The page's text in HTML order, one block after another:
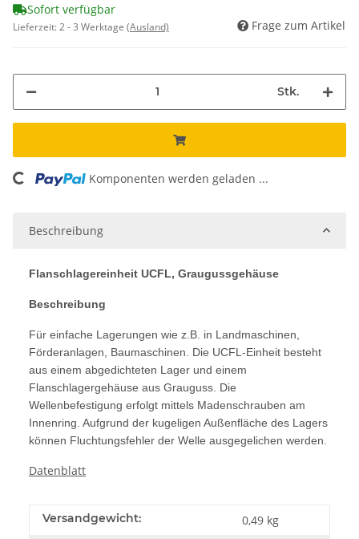
Sofort verfügbar
Lieferzeit:2 - 3 Werktage (Ausland) Frage zum Artikel
Stk.
Komponenten werden geladen ...
Beschreibung
Flanschlagereinheit UCFL, Graugussgehäuse
Beschreibung
Für einfache Lagerungen wie z.B. in Landmaschinen,
Förderanlagen, Baumaschinen. Die UCFL-Einheit besteht
aus einem abgedichteten Lager und einem
Flanschlagergehäuse aus Grauguss. Die
Wellenbefestigung erfolgt mittels Madenschrauben am
Innenring. Aufgrund der kugeligen Außenfläche des Lagers
können Fluchtungsfehler der Welle ausgegelichen werden.
Datenblatt
Versandgewicht: 0,49 kg